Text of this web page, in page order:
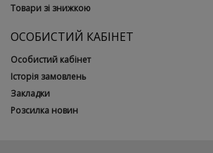
Товари зі знижкою
ОСОБИСТИЙ КАБІНЕТ
Особистий кабінет
Історія замовлень
Закладки
Розсилка новин